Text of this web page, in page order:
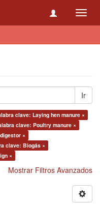
Ir
clave: Laying hen manure ×
clave: Poultry manure ×
×
clave: Biogás ×
×
Mostrar Filtros Avanzados